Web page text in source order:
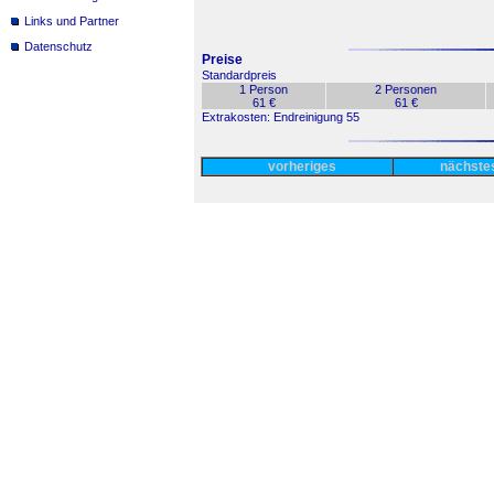
Links und Partner
Datenschutz
Preise
Standardpreis
1 Person
61 €
2 Personen
61 €
Extrakosten: Endreinigung 55
vorheriges